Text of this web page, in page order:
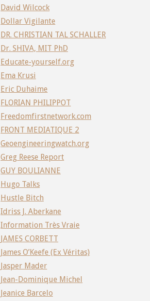
David Wilcock
Dollar Vigilante
DR. CHRISTIAN TAL SCHALLER
Dr. SHIVA, MIT PhD
Educate-yourself.org
Ema Krusi
Eric Duhaime
FLORIAN PHILIPPOT
Freedomfirstnetwork.com
FRONT MEDIATIQUE 2
Geoengineeringwatch.org
Greg Reese Report
GUY BOULIANNE
Hugo Talks
Hustle Bitch
Idriss J. Aberkane
Information Très Vraie
JAMES CORBETT
James O’Keefe (Ex Véritas)
Jasper Mader
Jean-Dominique Michel
Jeanice Barcelo